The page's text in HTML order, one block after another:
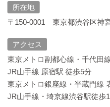
所在地
〒150-0001 東京都渋谷区神
アクセス
東京メトロ副都心線・千代田
JR山手線 原宿駅 徒歩5分
東京メトロ銀座線・半蔵門線
JR山手線・埼京線渋谷駅徒歩